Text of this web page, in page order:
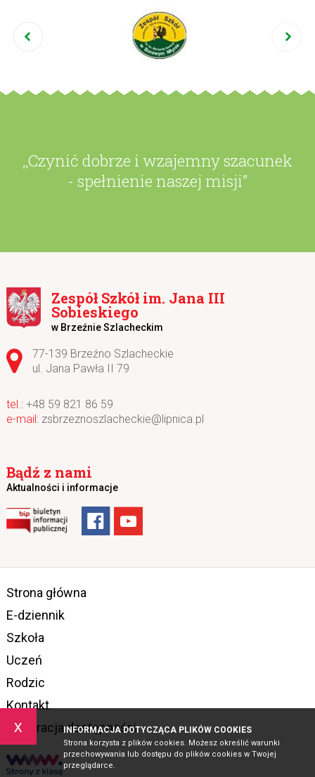
x INFORMACJA DOTYCZĄCA PLIKÓW COOKIES
Strona korzysta z plików cookies. Możesz określić warunki
przechowywania lub dostępu do plików cookies w Twojej
przeglądarce.
,,Czynić dobrze i wzajemny szacunek
- spełnienie naszej misji”
Zespół Szkół im. Jana III
Sobieskiego
w Brzeźnie Szlacheckim
Adres pocztowy:
77-139 Brzeźno Szlacheckie
ul. Jana Pawła II 79
+48 59 821 86 59
zsbrzeznoszlacheckie@lipnica.pl
Bądź z nami
Aktualności i informacje
Strona główna
E-dziennik
Szkoła
Uczeń
Rodzic
Kontakt
Deklaracja dostępności